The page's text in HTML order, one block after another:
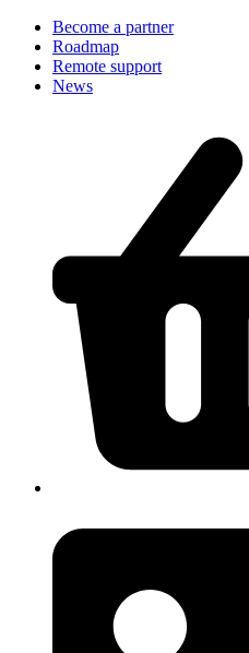
Become a partner
Roadmap
Remote support
News